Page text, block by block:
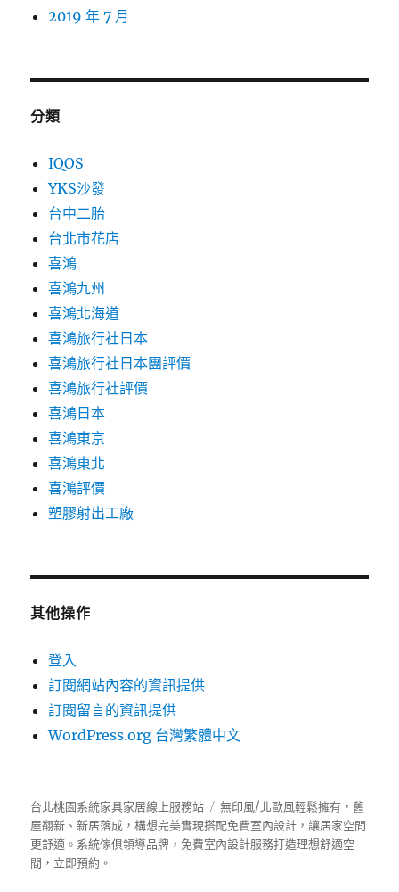
2019 年 7 月
分類
IQOS
YKS沙發
台中二胎
台北市花店
喜鴻
喜鴻九州
喜鴻北海道
喜鴻旅行社日本
喜鴻旅行社日本團評價
喜鴻旅行社評價
喜鴻日本
喜鴻東京
喜鴻東北
喜鴻評價
塑膠射出工廠
其他操作
登入
訂閱網站內容的資訊提供
訂閱留言的資訊提供
WordPress.org 台灣繁體中文
台北桃園系統家具家居線上服務站
無印風/北歐風輕鬆擁有，舊
屋翻新、新居落成，構想完美實現搭配免費室內設計，讓居家空間
更舒適。 系統傢俱領導品牌，免費室內設計服務打造理想舒適空
間，立即預約。